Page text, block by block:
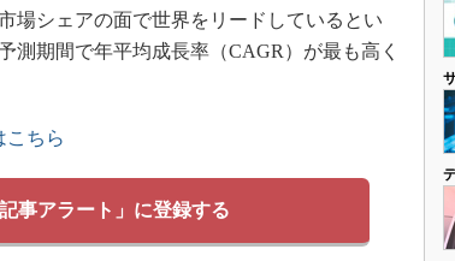
場シェアの面で世界をリードしているとい
測期間で年平均成長率（CAGR）が最も高く
こちら
事アラート」に登録する